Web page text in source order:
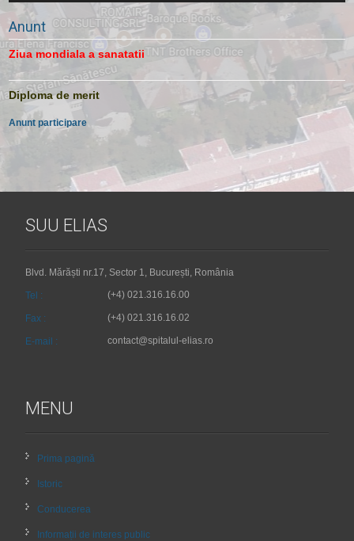
Anunt
Ziua mondiala a sanatatii
Diploma de merit
Anunt participare
SUU ELIAS
Blvd. Mărăști nr.17, Sector 1, București, România
Tel : (+4) 021.316.16.00
Fax : (+4) 021.316.16.02
E-mail : contact@spitalul-elias.ro
MENU
Prima pagină
Istoric
Conducerea
Informații de interes public